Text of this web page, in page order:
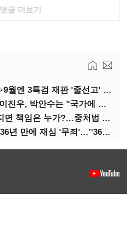
댓글 더보기
휴정기 끝난 법원…8·9월엔 3특검 재판 '줄선고' 예정
진술 뒤집은 김현태·이진우, 박안수는 "국가에 헌신"…법정서 드러난 군 수뇌부의 민낯
폭염에 노동자 쓰러지면 책임은 누가?…중처법 처벌될까?
(단독)'혁노맹' 사건, 36년 만에 재심 '무죄'…’'36시간 불법구금·자백강요' 인정